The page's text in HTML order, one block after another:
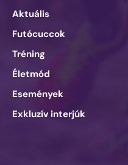
Aktuális
Futócuccok
Tréning
Életmód
Események
Exkluzív interjúk